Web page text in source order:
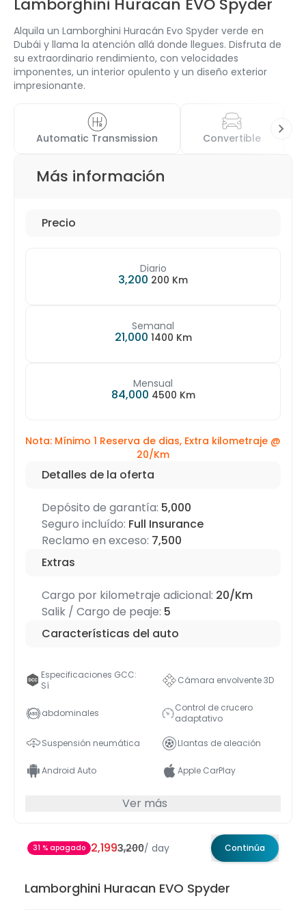
Alquila un Lamborghini Huracán Evo Spyder verde en
Dubái y llama la atención allá donde llegues. Disfruta de
su extraordinario rendimiento, con velocidades
imponentes, un interior opulento y un diseño exterior
impresionante.
Automatic Transmission Convertible
Más información
Precio
Diario
3,200 200 Km
Semanal
21,000 1400 Km
Mensual
84,000 4500 Km
Nota: Mínimo 1 Reserva de dias, Extra kilometraje @
20/Km
Detalles de la oferta
Depósito de garantía: 5,000
Seguro incluído: Full Insurance
Reclamo en exceso: 7,500
Extras
Cargo por kilometraje adicional: 20/Km
Salik / Cargo de peaje: 5
Características del auto
Especificaciones GCC:
Sí
Cámara envolvente 3D
abdominales
Control de crucero
adaptativo
Suspensión neumática Llantas de aleación
Android Auto Apple CarPlay
Ver más
31 % apagado 2,1993,200/ day Continúa
Lamborghini Huracan EVO Spyder